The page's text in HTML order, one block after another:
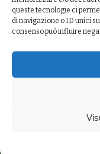
queste tecnologie ci
di navigazione o ID unici
consenso può influire